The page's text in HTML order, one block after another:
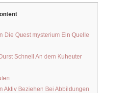
Die Quest mysterium Ein Quelle
Schnell An dem Kuheuter
Aktiv Beziehen Bei Abbildungen